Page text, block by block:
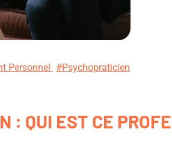
Personnel #Psychopraticien
: QUI EST CE